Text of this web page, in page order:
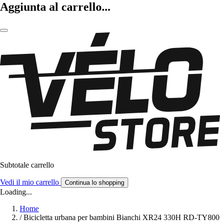
Aggiunta al carrello...
Subtotale carrello
Vedi il mio carrello Continua lo shopping
Loading...
Home
/ Bicicletta urbana per bambini Bianchi XR24 330H RD-TY800